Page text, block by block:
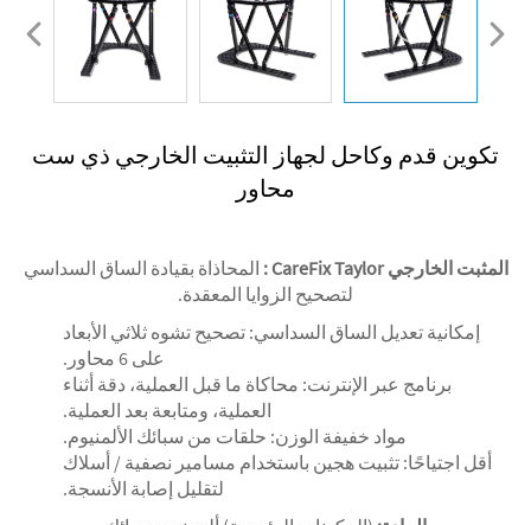
تكوين قدم وكاحل لجهاز التثبيت الخارجي ذي ست
محاور
المثبت الخارجي CareFix Taylor : المحاذاة بقيادة الساق السداسي
لتصحيح الزوايا المعقدة.
إمكانية تعديل الساق السداسي: تصحيح تشوه ثلاثي الأبعاد
على 6 محاور.
برنامج عبر الإنترنت: محاكاة ما قبل العملية، دقة أثناء
العملية، ومتابعة بعد العملية.
مواد خفيفة الوزن: حلقات من سبائك الألمنيوم.
أقل اجتياحًا: تثبيت هجين باستخدام مسامير نصفية / أسلاك
لتقليل إصابة الأنسجة.